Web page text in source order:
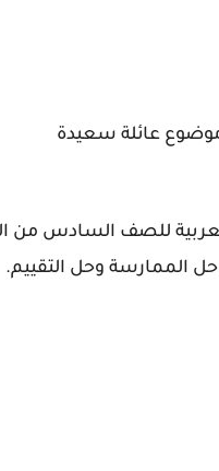
عائلة سعيدة
للصف السادس من
الممارسة وحل التقييم.